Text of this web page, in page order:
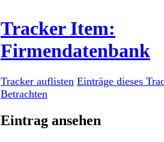
Tracker Item:
Firmendatenbank
Tracker auflisten Einträge dieses
Betrachten
Eintrag ansehen